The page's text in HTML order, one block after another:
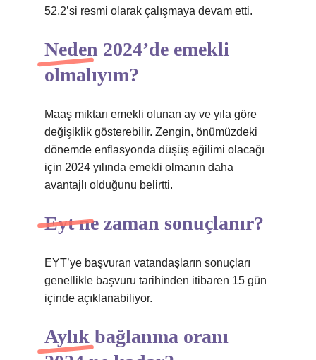
52,2’si resmi olarak çalışmaya devam etti.
Neden 2024’de emekli
olmalıyım?
Maaş miktarı emekli olunan ay ve yıla göre
değişiklik gösterebilir. Zengin, önümüzdeki
dönemde enflasyonda düşüş eğilimi olacağı
için 2024 yılında emekli olmanın daha
avantajlı olduğunu belirtti.
Eyt ne zaman sonuçlanır?
EYT’ye başvuran vatandaşların sonuçları
genellikle başvuru tarihinden itibaren 15 gün
içinde açıklanabiliyor.
Aylık bağlanma oranı